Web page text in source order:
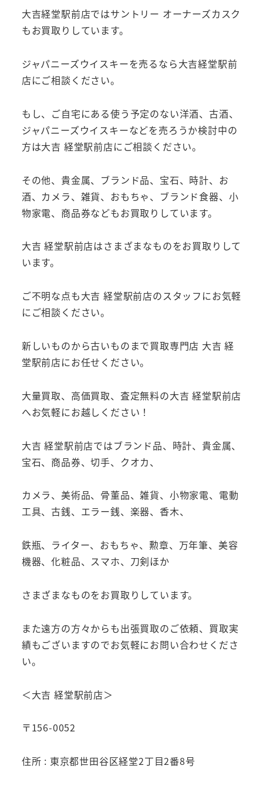
大吉経堂駅前店ではサントリー オーナーズカスク
もお買取りしています。
ジャパニーズウイスキーを売るなら大吉経堂駅前
店にご相談ください。
もし、ご自宅にある使う予定のない洋酒、古酒、
ジャパニーズウイスキーなどを売ろうか検討中の
方は大吉 経堂駅前店にご相談ください。
その他、貴金属、ブランド品、宝石、時計、お
酒、カメラ、雑貨、おもちゃ、ブランド食器、小
物家電、商品券などもお買取りしています。
大吉 経堂駅前店はさまざまなものをお買取りして
います。
ご不明な点も大吉 経堂駅前店のスタッフにお気軽
にご相談ください。
新しいものから古いものまで買取専門店 大吉 経
堂駅前店にお任せください。
大量買取、高価買取、査定無料の大吉 経堂駅前店
へお気軽にお越しください！
大吉 経堂駅前店ではブランド品、時計、貴金属、
宝石、商品券、切手、クオカ、
カメラ、美術品、骨董品、雑貨、小物家電、電動
工具、古銭、エラー銭、楽器、香木、
鉄瓶、ライター、おもちゃ、勲章、万年筆、美容
機器、化粧品、スマホ、刀剣ほか
さまざまなものをお買取りしています。
また遠方の方々からも出張買取のご依頼、買取実
績もございますのでお気軽にお問い合わせくださ
い。
＜大吉 経堂駅前店＞
〒156-0052
住所 : 東京都世田谷区経堂2丁目2番8号